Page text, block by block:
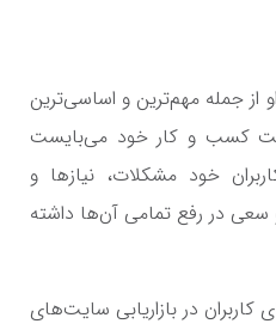
جمله مهم‌ترین و اساسی‌ترین
کسب و کار خود می‌بایست
خود مشکلات، نیازها و
سعی در رفع تمامی آن‌ها داشته
در بازاریابی سایت‌های